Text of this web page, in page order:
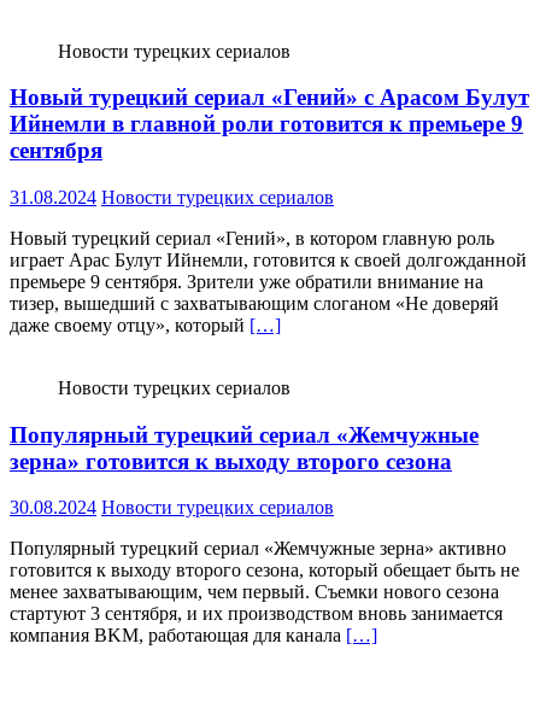
Новости турецких сериалов
Новый турецкий сериал «Гений» с Арасом Булут
Ийнемли в главной роли готовится к премьере 9
сентября
31.08.2024 Новости турецких сериалов
Новый турецкий сериал «Гений», в котором главную роль
играет Арас Булут Ийнемли, готовится к своей долгожданной
премьере 9 сентября. Зрители уже обратили внимание на
тизер, вышедший с захватывающим слоганом «Не доверяй
даже своему отцу», который […]
Новости турецких сериалов
Популярный турецкий сериал «Жемчужные
зерна» готовится к выходу второго сезона
30.08.2024 Новости турецких сериалов
Популярный турецкий сериал «Жемчужные зерна» активно
готовится к выходу второго сезона, который обещает быть не
менее захватывающим, чем первый. Съемки нового сезона
стартуют 3 сентября, и их производством вновь занимается
компания BKM, работающая для канала […]